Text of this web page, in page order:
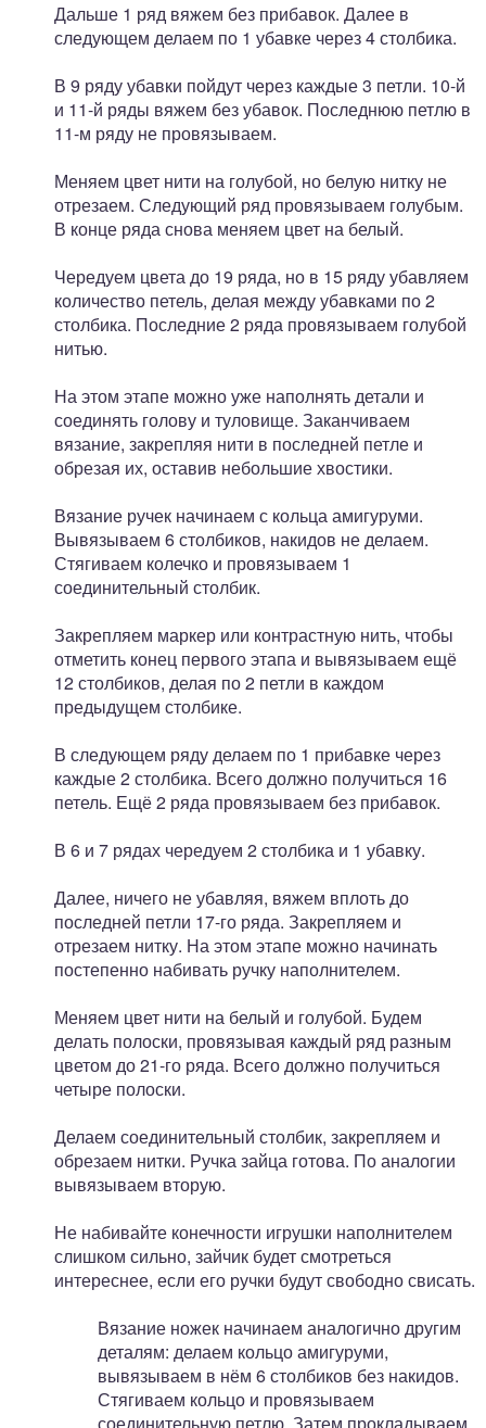
Дальше 1 ряд вяжем без прибавок. Далее в
следующем делаем по 1 убавке через 4 столбика.
В 9 ряду убавки пойдут через каждые 3 петли. 10-й
и 11-й ряды вяжем без убавок. Последнюю петлю в
11-м ряду не провязываем.
Меняем цвет нити на голубой, но белую нитку не
отрезаем. Следующий ряд провязываем голубым.
В конце ряда снова меняем цвет на белый.
Чередуем цвета до 19 ряда, но в 15 ряду убавляем
количество петель, делая между убавками по 2
столбика. Последние 2 ряда провязываем голубой
нитью.
На этом этапе можно уже наполнять детали и
соединять голову и туловище. Заканчиваем
вязание, закрепляя нити в последней петле и
обрезая их, оставив небольшие хвостики.
Вязание ручек начинаем с кольца амигуруми.
Вывязываем 6 столбиков, накидов не делаем.
Стягиваем колечко и провязываем 1
соединительный столбик.
Закрепляем маркер или контрастную нить, чтобы
отметить конец первого этапа и вывязываем ещё
12 столбиков, делая по 2 петли в каждом
предыдущем столбике.
В следующем ряду делаем по 1 прибавке через
каждые 2 столбика. Всего должно получиться 16
петель. Ещё 2 ряда провязываем без прибавок.
В 6 и 7 рядах чередуем 2 столбика и 1 убавку.
Далее, ничего не убавляя, вяжем вплоть до
последней петли 17-го ряда. Закрепляем и
отрезаем нитку. На этом этапе можно начинать
постепенно набивать ручку наполнителем.
Меняем цвет нити на белый и голубой. Будем
делать полоски, провязывая каждый ряд разным
цветом до 21-го ряда. Всего должно получиться
четыре полоски.
Делаем соединительный столбик, закрепляем и
обрезаем нитки. Ручка зайца готова. По аналогии
вывязываем вторую.
Не набивайте конечности игрушки наполнителем
слишком сильно, зайчик будет смотреться
интереснее, если его ручки будут свободно свисать.
Вязание ножек начинаем аналогично другим
деталям: делаем кольцо амигуруми,
вывязываем в нём 6 столбиков без накидов.
Стягиваем кольцо и провязываем